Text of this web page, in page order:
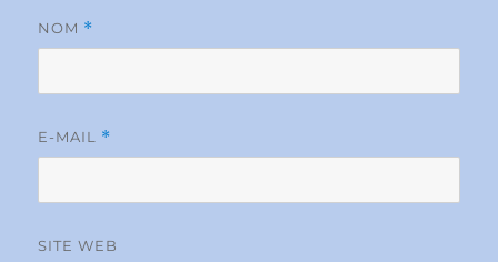
NOM *
E-MAIL *
SITE WEB